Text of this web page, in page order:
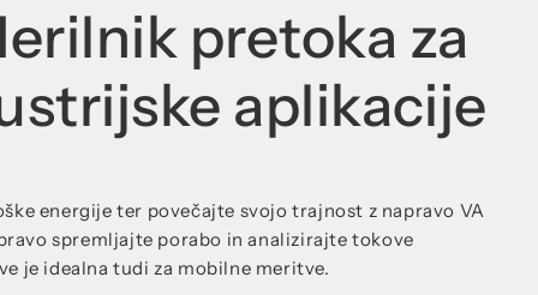
pretoka za
aplikacije
energije ter povečajte svojo trajnost z napravo VA
spremljajte porabo in analizirajte tokove
je idealna tudi za mobilne meritve.